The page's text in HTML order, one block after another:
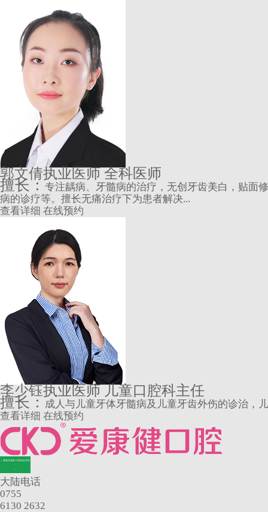
郭文倩执业医师 全科医师
擅长：专注龋病、牙髓病的治疗，无创牙齿美白，贴面
病的诊疗等。擅长无痛治疗下为患者解决...
查看详细 在线预约
李少钰执业医师 儿童口腔科主任
擅长：成人与儿童牙体牙髓病及儿童牙齿外伤的诊治，
查看详细 在线预约
—香港长者医疗券指定牙科
大陆电话
0755
6130 2632